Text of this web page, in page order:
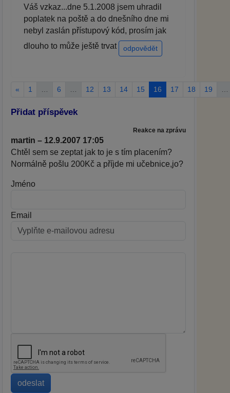
Váš vzkaz...dne 5.1.2008 jsem uhradil
poplatek na poště a do dnešního dne mi
nebyl zaslán přístupový kód, prosím jak
dlouho to může ještě trvat
odpovědět
« 1 6 12 13 14 15 16 17 18 19
Přidat příspěvek
Reakce na zprávu
martin – 12.9.2007 17:05
Chtěl sem se zeptat jak to je s tím placením?
Normálně pošlu 200Kč a příjde mi učebnice,jo?
Jméno
Email